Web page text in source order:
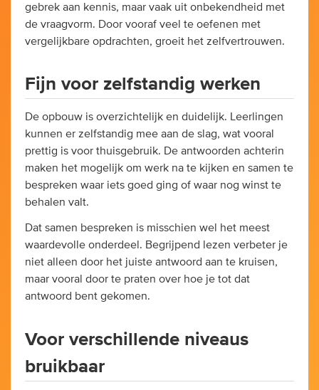
gebrek aan kennis, maar vaak uit onbekendheid met
de vraagvorm. Door vooraf veel te oefenen met
vergelijkbare opdrachten, groeit het zelfvertrouwen.
Fijn voor zelfstandig werken
De opbouw is overzichtelijk en duidelijk. Leerlingen
kunnen er zelfstandig mee aan de slag, wat vooral
prettig is voor thuisgebruik. De antwoorden achterin
maken het mogelijk om werk na te kijken en samen te
bespreken waar iets goed ging of waar nog winst te
behalen valt.
Dat samen bespreken is misschien wel het meest
waardevolle onderdeel. Begrijpend lezen verbeter je
niet alleen door het juiste antwoord aan te kruisen,
maar vooral door te praten over hoe je tot dat
antwoord bent gekomen.
Voor verschillende niveaus
bruikbaar